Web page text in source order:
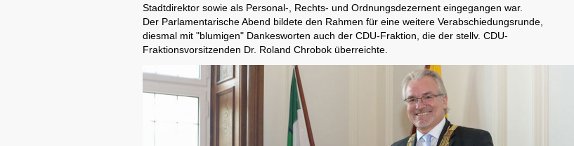
Stadtdirektor sowie als Personal-, Rechts- und Ordnungsdezernent eingegangen war.
Der Parlamentarische Abend bildete den Rahmen für eine weitere Verabschiedungsrunde,
diesmal mit "blumigen" Dankesworten auch der CDU-Fraktion, die der stellv. CDU-
Fraktionsvorsitzenden Dr. Roland Chrobok überreichte.